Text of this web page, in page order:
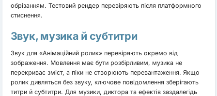
обрізанням. Тестовий рендер перевіряють після платформного
стиснення.
Звук, музика й субтитри
Звук для «Анімаційний ролик» перевіряють окремо від
зображення. Мовлення має бути розбірливим, музика не
перекриває зміст, а піки не створюють перевантаження. Якщо
ролик дивляться без звуку, ключове повідомлення зберігають
титри й субтитри. Для музики, диктора та ефектів заздалегідь